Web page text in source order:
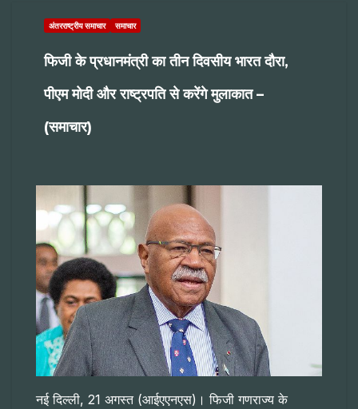
अंतरराष्ट्रीय समाचार समाचार
फिजी के प्रधानमंत्री का तीन दिवसीय भारत दौरा,
पीएम मोदी और राष्ट्रपति से करेंगे मुलाकात –
(समाचार)
नई दिल्ली, 21 अगस्त (आईएएनएस)। फिजी गणराज्य के